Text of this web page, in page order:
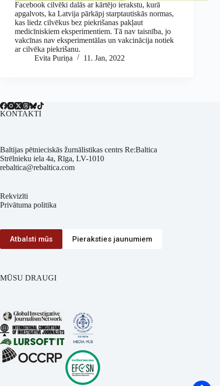
Facebook cilvēki dalās ar kārtējo ierakstu, kurā
apgalvots, ka Latvija pārkāpj starptautiskās normas,
kas liedz cilvēkus bez piekrišanas pakļaut
medicīniskiem eksperimentiem. Tā nav taisnība, jo
vakcīnas nav eksperimentālas un vakcinācija notiek
ar cilvēka piekrišanu.
Evita Puriņa
11. Jan, 2022
KONTAKTI
Baltijas pētnieciskās žurnālistikas centrs Re:Baltica
Strēlnieku iela 4a, Rīga, LV-1010
rebaltica@rebaltica.com
Rekvizīti
Privātuma politika
Atbalsti mūs Pieraksties jaunumiem
MŪSU DRAUGI